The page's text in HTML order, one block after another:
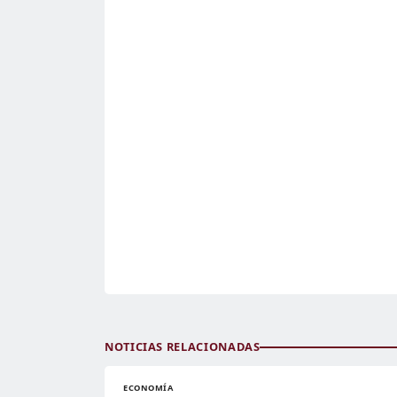
NOTICIAS RELACIONADAS
ECONOMÍA